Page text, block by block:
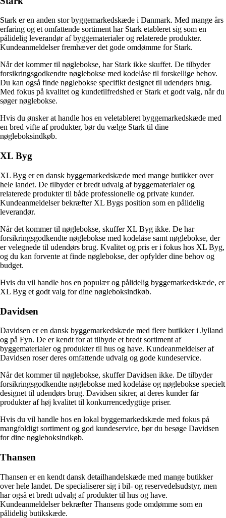
Stark er en anden stor byggemarkedskæde i Danmark. Med mange års
erfaring og et omfattende sortiment har Stark etableret sig som en
pålidelig leverandør af byggematerialer og relaterede produkter.
Kundeanmeldelser fremhæver det gode omdømme for Stark.
Når det kommer til nøglebokse, har Stark ikke skuffet. De tilbyder
forsikringsgodkendte nøglebokse med kodelåse til forskellige behov.
Du kan også finde nøglebokse specifikt designet til udendørs brug.
Med fokus på kvalitet og kundetilfredshed er Stark et godt valg, når du
søger nøglebokse.
Hvis du ønsker at handle hos en veletableret byggemarkedskæde med
en bred vifte af produkter, bør du vælge Stark til dine
nøgleboksindkøb.
XL Byg
XL Byg er en dansk byggemarkedskæde med mange butikker over
hele landet. De tilbyder et bredt udvalg af byggematerialer og
relaterede produkter til både professionelle og private kunder.
Kundeanmeldelser bekræfter XL Bygs position som en pålidelig
leverandør.
Når det kommer til nøglebokse, skuffer XL Byg ikke. De har
forsikringsgodkendte nøglebokse med kodelåse samt nøglebokse, der
er velegnede til udendørs brug. Kvalitet og pris er i fokus hos XL Byg,
og du kan forvente at finde nøglebokse, der opfylder dine behov og
budget.
Hvis du vil handle hos en populær og pålidelig byggemarkedskæde, er
XL Byg et godt valg for dine nøgleboksindkøb.
Davidsen
Davidsen er en dansk byggemarkedskæde med flere butikker i Jylland
og på Fyn. De er kendt for at tilbyde et bredt sortiment af
byggematerialer og produkter til hus og have. Kundeanmeldelser af
Davidsen roser deres omfattende udvalg og gode kundeservice.
Når det kommer til nøglebokse, skuffer Davidsen ikke. De tilbyder
forsikringsgodkendte nøglebokse med kodelåse og nøglebokse specielt
designet til udendørs brug. Davidsen sikrer, at deres kunder får
produkter af høj kvalitet til konkurrencedygtige priser.
Hvis du vil handle hos en lokal byggemarkedskæde med fokus på
mangfoldigt sortiment og god kundeservice, bør du besøge Davidsen
for dine nøgleboksindkøb.
Thansen
Thansen er en kendt dansk detailhandelskæde med mange butikker
over hele landet. De specialiserer sig i bil- og reservedelsudstyr, men
har også et bredt udvalg af produkter til hus og have.
Kundeanmeldelser bekræfter Thansens gode omdømme som en
pålidelig butikskæde.